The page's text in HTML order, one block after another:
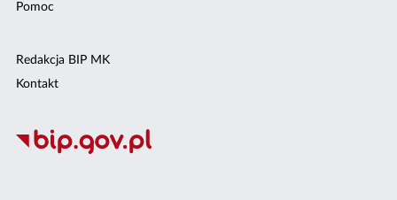
Pomoc
Redakcja BIP MK
Kontakt